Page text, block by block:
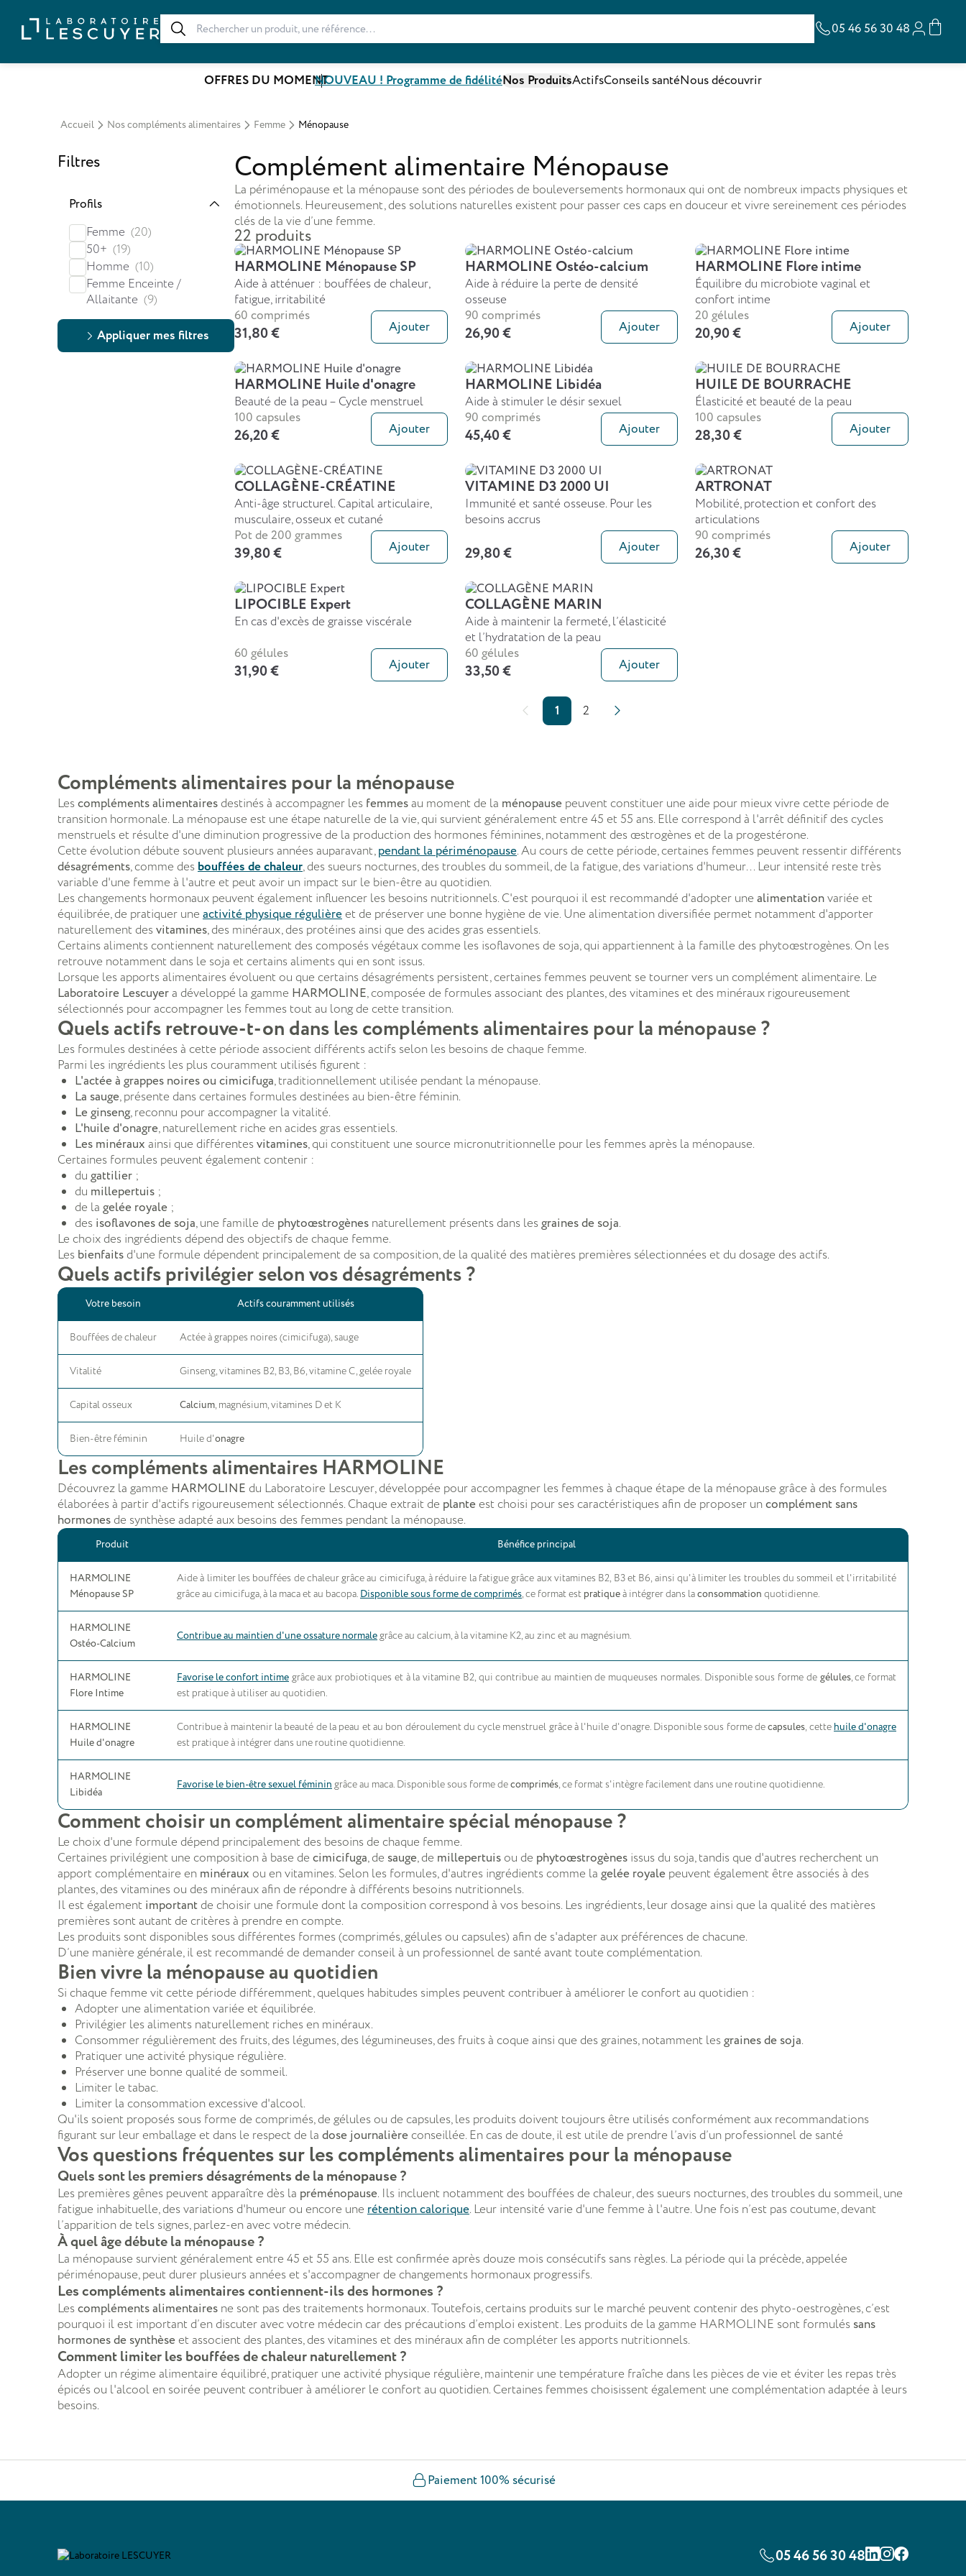
05 46 56 30 48
OFFRES DU MOMENTNOUVEAU ! Programme de fidélitéNos ProduitsActifsConseils santéNous découvrir
Accueil Nos compléments alimentaires Femme Ménopause
Filtres
Profils
Femme (20)
50+ (19)
Homme (10)
Femme Enceinte /
Allaitante (9)
Appliquer mes filtres
Complément alimentaire Ménopause
La périménopause et la ménopause sont des périodes de bouleversements hormonaux qui ont de nombreux impacts physiques et
émotionnels. Heureusement, des solutions naturelles existent pour passer ces caps en douceur et vivre sereinement ces périodes
clés de la vie d’une femme.
22 produits
HARMOLINE Ménopause SP
Aide à atténuer : bouffées de chaleur,
fatigue, irritabilité
60 comprimés
31,80 € Ajouter
HARMOLINE Ostéo-calcium
Aide à réduire la perte de densité
osseuse
90 comprimés
26,90 € Ajouter
HARMOLINE Flore intime
Équilibre du microbiote vaginal et
confort intime
20 gélules
20,90 € Ajouter
HARMOLINE Huile d'onagre
Beauté de la peau – Cycle menstruel
100 capsules
26,20 € Ajouter
HARMOLINE Libidéa
Aide à stimuler le désir sexuel
90 comprimés
45,40 € Ajouter
HUILE DE BOURRACHE
Élasticité et beauté de la peau
100 capsules
28,30 € Ajouter
COLLAGÈNE-CRÉATINE
Anti-âge structurel. Capital articulaire,
musculaire, osseux et cutané
Pot de 200 grammes
39,80 € Ajouter
VITAMINE D3 2000 UI
Immunité et santé osseuse. Pour les
besoins accrus
29,80 € Ajouter
ARTRONAT
Mobilité, protection et confort des
articulations
90 comprimés
26,30 € Ajouter
LIPOCIBLE Expert
En cas d'excès de graisse viscérale
60 gélules
31,90 € Ajouter
COLLAGÈNE MARIN
Aide à maintenir la fermeté, l’élasticité
et l’hydratation de la peau
60 gélules
33,50 € Ajouter
1 2
Compléments alimentaires pour la ménopause
Lescompléments alimentairesdestinés à accompagner les femmesau moment de la ménopause peuvent constituer une aide pour mieux vivre cette période de
transition hormonale. La ménopause est une étape naturelle de la vie, qui survient généralement entre 45 et 55 ans. Elle correspond à l'arrêt définitif des cycles
menstruels et résulte d'une diminution progressive de la production des hormones féminines, notamment des œstrogènes et de la progestérone.
Cette évolution débute souvent plusieurs années auparavant,pendant la périménopause. Au cours de cette période, certaines femmes peuvent ressentir différents
désagréments, comme desbouffées dechaleur, des sueurs nocturnes, des troubles du sommeil, de la fatigue, des variations d'humeur... Leur intensité reste très
variable d'une femme à l'autre et peut avoir un impact sur le bien-être au quotidien.
Les changements hormonaux peuvent également influencer les besoins nutritionnels. C'est pourquoi il est recommandé d'adopter une alimentationvariée et
équilibrée, de pratiquer une activité physique régulièreet de préserver une bonne hygiène de vie. Une alimentation diversifiée permet notamment d'apporter
naturellement desvitamines, des minéraux, des protéines ainsi que des acides gras essentiels.
Certains aliments contiennent naturellement des composés végétaux comme les isoflavones de soja, qui appartiennent à la famille des phytoœstrogènes. On les
retrouve notamment dans le soja et certains aliments qui en sont issus.
Lorsque les apports alimentaires évoluent ou que certains désagréments persistent, certaines femmes peuvent se tourner vers un complément alimentaire. Le
Laboratoire Lescuyera développé la gamme HARMOLINE, composée de formules associant des plantes, des vitamines et des minéraux rigoureusement
sélectionnés pour accompagner les femmes tout au long de cette transition.
Quels actifs retrouve-t-on dans les compléments alimentaires pour la ménopause ?
Les formules destinées à cette période associent différents actifs selon les besoins de chaque femme.
Parmi les ingrédients les plus couramment utilisés figurent :
L'actée à grappes noires ou cimicifuga, traditionnellement utilisée pendant la ménopause.
La sauge, présente dans certaines formules destinées au bien-être féminin.
Le ginseng, reconnu pour accompagner la vitalité.
L'huile d'onagre, naturellement riche en acides gras essentiels.
Les minéraux ainsi que différentesvitamines, qui constituent une source micronutritionnelle pour les femmes après la ménopause.
Certaines formules peuvent également contenir :
du gattilier ;
du millepertuis ;
de la gelée royale ;
des isoflavones de soja, une famille de phytoœstrogènes naturellement présents dans lesgraines de soja.
Le choix des ingrédients dépend des objectifs de chaque femme.
Les bienfaitsd'une formule dépendent principalement de sa composition, de la qualité des matières premières sélectionnées et du dosage des actifs.
Quels actifs privilégier selon vos désagréments ?
Votre besoin Actifs couramment utilisés
Bouffées de chaleur Actée à grappes noires (cimicifuga), sauge
Vitalité Ginseng, vitamines B2, B3, B6, vitamine C, gelée royale
Capital osseux Calcium, magnésium, vitamines D et K
Bien-être féminin Huile d'onagre
Les compléments alimentaires HARMOLINE
Découvrez la gamme HARMOLINE du Laboratoire Lescuyer, développée pour accompagner les femmes à chaque étape de la ménopause grâce à des formules
élaborées à partir d'actifs rigoureusement sélectionnés. Chaque extrait de planteest choisi pour ses caractéristiques afin de proposer uncomplément sans
hormonesde synthèse adapté aux besoins des femmes pendant la ménopause.
Produit Bénéfice principal
HARMOLINE
Ménopause SP
Aide à limiter les bouffées de chaleur grâce au cimicifuga, à réduire la fatigue grâce aux vitamines B2, B3 et B6, ainsi qu'à limiter les troubles du sommeil et l'irritabilité
grâce au cimicifuga, à la maca et au bacopa. Disponible sous forme de comprimés, ce format est pratiqueà intégrer dans laconsommation quotidienne.
HARMOLINE
Ostéo-Calcium
Contribue au maintien d'une ossature normalegrâce au calcium, à la vitamine K2, au zinc et au magnésium.
HARMOLINE
Flore Intime
Favorise le confort intime grâce aux probiotiques et à la vitamine B2, qui contribue au maintien de muqueuses normales. Disponible sous forme de gélules, ce format
est pratique à utiliser au quotidien.
HARMOLINE
Huile d'onagre
Contribue à maintenir la beauté de la peau et au bon déroulement du cycle menstruel grâce à l'huile d'onagre. Disponible sous forme decapsules, cette huile d'onagre
est pratique à intégrer dans une routine quotidienne.
HARMOLINE
Libidéa
Favorise le bien-être sexuel féminin grâce au maca. Disponible sous forme decomprimés, ce format s'intègre facilement dans une routine quotidienne.
Comment choisir un complément alimentaire spécial ménopause ?
Le choix d'une formule dépend principalement des besoins de chaque femme.
Certaines privilégient une composition à base de cimicifuga, de sauge, de millepertuis ou de phytoœstrogènes issus du soja, tandis que d'autres recherchent un
apport complémentaire en minéraux ou en vitamines. Selon les formules, d'autres ingrédients comme la gelée royale peuvent également être associés à des
plantes, des vitamines ou des minéraux afin de répondre à différents besoins nutritionnels.
Il est également importantde choisir une formule dont la composition correspond à vos besoins. Les ingrédients, leur dosage ainsi que la qualité des matières
premières sont autant de critères à prendre en compte.
Les produits sont disponibles sous différentes formes (comprimés, gélules ou capsules) afin de s'adapter aux préférences de chacune.
D’une manière générale, il est recommandé de demander conseil à un professionnel de santé avant toute complémentation.
Bien vivre la ménopause au quotidien
Si chaque femme vit cette période différemment, quelques habitudes simples peuvent contribuer à améliorer le confort au quotidien :
Adopter une alimentation variée et équilibrée.
Privilégier les aliments naturellement riches en minéraux.
Consommer régulièrement des fruits, des légumes, des légumineuses, des fruits à coque ainsi que des graines, notamment lesgraines de soja.
Pratiquer une activité physique régulière.
Préserver une bonne qualité de sommeil.
Limiter le tabac.
Limiter la consommation excessive d'alcool.
Qu'ils soient proposés sous forme de comprimés, de gélules ou de capsules, les produits doivent toujours être utilisés conformément aux recommandations
figurant sur leur emballage et dans le respect de la dose journalière conseillée. En cas de doute, il est utile de prendre l’avis d’un professionnel de santé
Vos questions fréquentes sur les compléments alimentaires pour la ménopause
Quels sont les premiers désagréments de la ménopause ?
Les premières gênes peuvent apparaître dès la préménopause. Ils incluent notamment des bouffées de chaleur, des sueurs nocturnes, des troubles du sommeil, une
fatigue inhabituelle, des variations d'humeur ou encore une rétention calorique. Leur intensité varie d'une femme à l'autre. Une fois n’est pas coutume, devant
l’apparition de tels signes, parlez-en avec votre médecin.
À quel âge débute la ménopause ?
La ménopause survient généralement entre 45 et 55 ans. Elle est confirmée après douze mois consécutifs sans règles. La période qui la précède, appelée
périménopause, peut durer plusieurs années et s'accompagner de changements hormonaux progressifs.
Les compléments alimentaires contiennent-ils des hormones ?
Lescompléments alimentaires ne sont pas des traitements hormonaux. Toutefois, certains produits sur le marché peuvent contenir des phyto-oestrogènes, c’est
pourquoi il est important d’en discuter avec votre médecin car des précautions d’emploi existent. Les produits de la gamme HARMOLINE sont formulés sans
hormones de synthèseet associent des plantes, des vitamines et des minéraux afin de compléter les apports nutritionnels.
Comment limiter les bouffées de chaleur naturellement ?
Adopter un régime alimentaire équilibré, pratiquer une activité physique régulière, maintenir une température fraîche dans les pièces de vie et éviter les repas très
épicés ou l'alcool en soirée peuvent contribuer à améliorer le confort au quotidien. Certaines femmes choisissent également une complémentation adaptée à leurs
besoins.
Paiement 100% sécurisé
05 46 56 30 48 Linkedin
Instagram
Facebook